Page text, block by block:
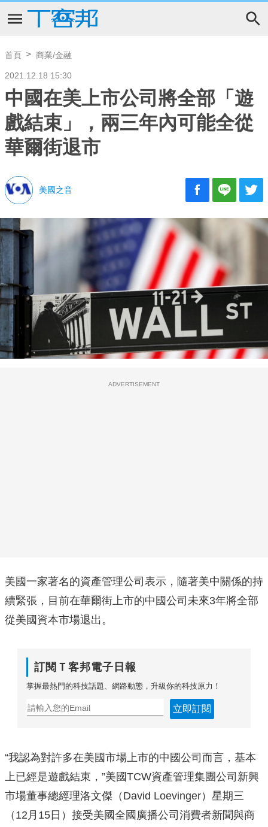
首頁 商業/金融
2021.12.18 15:30
中國在美上市公司將全部「遊
戲結束」，兩三年內可能全從
華爾街退市
美國之音
ADVERTISEMENT
美國一家著名的資產管理公司表示，隨著美中關係的持
續緊張，目前在華爾街上市的中國公司未來3年將全部
從美國資本市場退出。
訂閱Ｔ客邦電子日報
掌握最熱門的科技話題、網路動態，升級你的科技原力！
立即訂閱
“我認為對許多在美國市場上市的中國公司而言，基本
上已經是遊戲結束，”美國TCW資產管理集團公司新興
市場董事總經理洛文傑（David Loevinger）星期三
（12月15日）接受美國全國廣播公司消費者新聞與商